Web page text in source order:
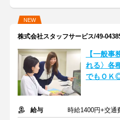
NEW
株式会社スタッフサービス/49-
【一般事
れる〉各
でもＯＫ
給与
時給1400円+交通